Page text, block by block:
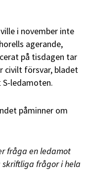
i november inte
agerande,
på tisdagen tar
civilt försvar, bladet
ledamoten.
påminner om
fråga en ledamot
frågor i hela